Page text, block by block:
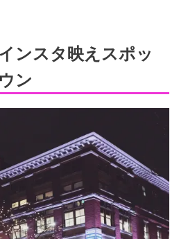
ンスタ映えスポッ
ン